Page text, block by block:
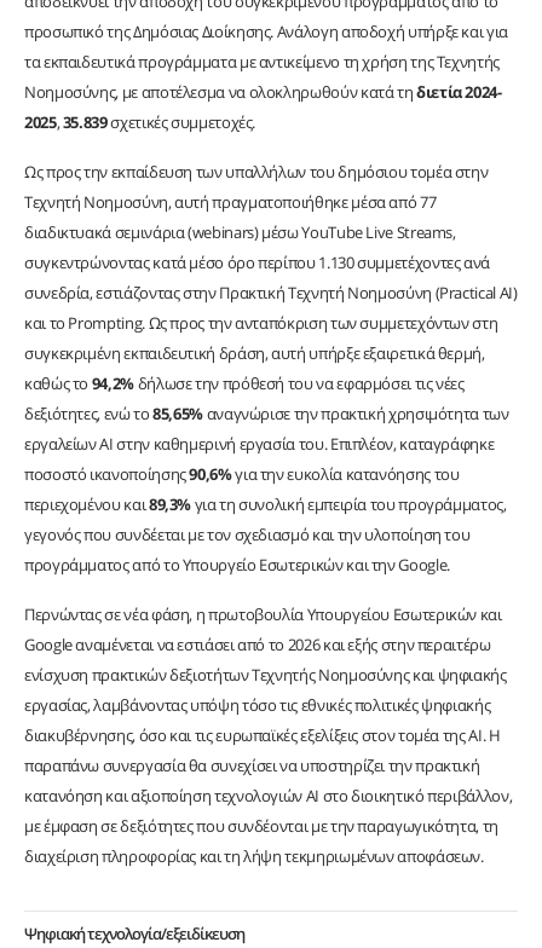
προσωπικό της Δημόσιας Διοίκησης. Ανάλογη αποδοχή υπήρξε και για
τα εκπαιδευτικά προγράμματα με αντικείμενο τη χρήση της Τεχνητής
Νοημοσύνης, με αποτέλεσμα να ολοκληρωθούν κατά τηδιετία 2024-
2025,35.839σχετικές συμμετοχές.
Ως προς την εκπαίδευση των υπαλλήλων του δημόσιου τομέα στην
Τεχνητή Νοημοσύνη, αυτή πραγματοποιήθηκε μέσα από 77
διαδικτυακά σεμινάρια (webinars) μέσω YouTube Live Streams,
συγκεντρώνοντας κατά μέσο όρο περίπου 1.130 συμμετέχοντες ανά
συνεδρία, εστιάζοντας στην Πρακτική Τεχνητή Νοημοσύνη (Practical AI)
και το Prompting. Ως προς την ανταπόκριση των συμμετεχόντων στη
συγκεκριμένη εκπαιδευτική δράση, αυτή υπήρξε εξαιρετικά θερμή,
καθώς το 94,2%δήλωσε την πρόθεσή του να εφαρμόσει τις νέες
δεξιότητες, ενώ το85,65%αναγνώρισε την πρακτική χρησιμότητα των
εργαλείων AI στην καθημερινή εργασία του. Επιπλέον, καταγράφηκε
ποσοστό ικανοποίησης90,6%για την ευκολία κατανόησης του
περιεχομένου και89,3%για τη συνολική εμπειρία του προγράμματος,
γεγονός που συνδέεται με τον σχεδιασμό και την υλοποίηση του
προγράμματος από το Υπουργείο Εσωτερικών και την Google.
Περνώντας σε νέα φάση, η πρωτοβουλία Υπουργείου Εσωτερικών και
Google αναμένεται να εστιάσει από το 2026 και εξής στην περαιτέρω
ενίσχυση πρακτικών δεξιοτήτων Τεχνητής Νοημοσύνης και ψηφιακής
εργασίας, λαμβάνοντας υπόψη τόσο τις εθνικές πολιτικές ψηφιακής
διακυβέρνησης, όσο και τις ευρωπαϊκές εξελίξεις στον τομέα της AI. Η
παραπάνω συνεργασία θα συνεχίσει να υποστηρίζει την πρακτική
κατανόηση και αξιοποίηση τεχνολογιών AI στο διοικητικό περιβάλλον,
με έμφαση σε δεξιότητες που συνδέονται με την παραγωγικότητα, τη
διαχείριση πληροφορίας και τη λήψη τεκμηριωμένων αποφάσεων.
Ψηφιακή τεχνολογία/εξειδίκευση